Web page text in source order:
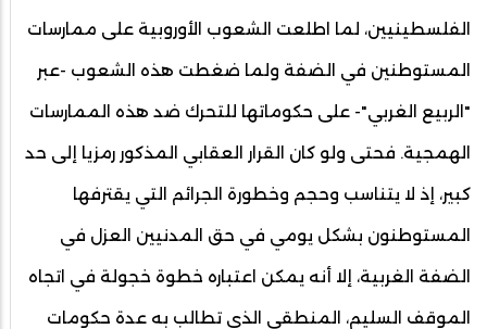
الفلسطينيين، لما اطلعت الشعوب الأوروبية على ممارسات
المستوطنين في الضفة ولما ضغطت هذه الشعوب -عبر
"الربيع الغربي"- على حكوماتها للتحرك ضد هذه الممارسات
الهمجية. فحتى ولو كان القرار العقابي المذكور رمزيا إلى حد
كبير، إذ لا يتناسب وحجم وخطورة الجرائم التي يقترفها
المستوطنون بشكل يومي في حق المدنيين العزل في
الضفة الغربية، إلا أنه يمكن اعتباره خطوة خجولة في اتجاه
الموقف السليم، المنطقي الذي تطالب به عدة حكومات